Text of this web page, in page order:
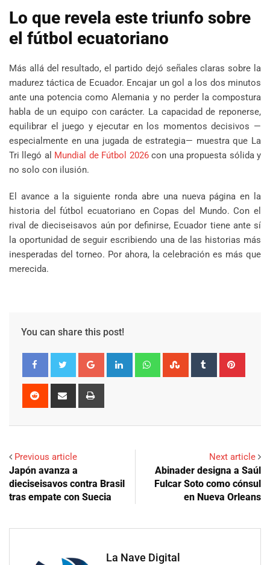
Lo que revela este triunfo sobre
el fútbol ecuatoriano
Más allá del resultado, el partido dejó señales claras sobre la
madurez táctica de Ecuador. Encajar un gol a los dos minutos
ante una potencia como Alemania y no perder la compostura
habla de un equipo con carácter. La capacidad de reponerse,
equilibrar el juego y ejecutar en los momentos decisivos —
especialmente en una jugada de estrategia— muestra que La
Tri llegó al Mundial de Fútbol 2026con una propuesta sólida y
no solo con ilusión.
El avance a la siguiente ronda abre una nueva página en la
historia del fútbol ecuatoriano en Copas del Mundo. Con el
rival de dieciseisavos aún por definirse, Ecuador tiene ante sí
la oportunidad de seguir escribiendo una de las historias más
inesperadas del torneo. Por ahora, la celebración es más que
merecida.
You can share this post!
Google+ LinkedIn WhatsappStumbleUpon
Tumblr
Reddit
Share
Previous article
Japón avanza a
dieciseisavos contra Brasil
tras empate con Suecia
Next article
Abinader designa a Saúl
Fulcar Soto como cónsul
en Nueva Orleans
La Nave Digital